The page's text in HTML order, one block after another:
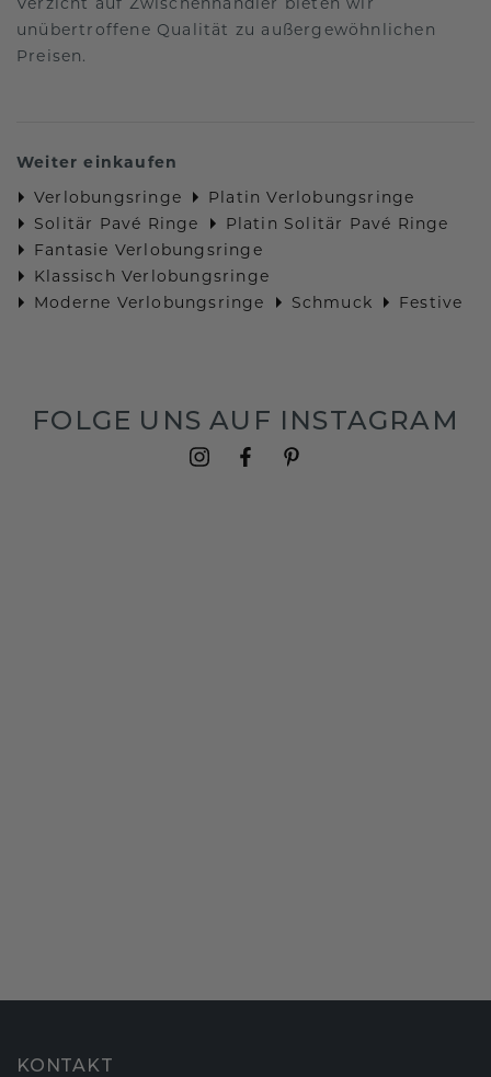
unübertroffene Qualität zu außergewöhnlichen
Preisen.
Weiter einkaufen
Verlobungsringe
Platin Verlobungsringe
Solitär Pavé Ringe
Platin Solitär Pavé Ringe
Fantasie Verlobungsringe
Klassisch Verlobungsringe
Moderne Verlobungsringe
Schmuck Festive
FOLGE UNS AUF INSTAGRAM
KONTAKT